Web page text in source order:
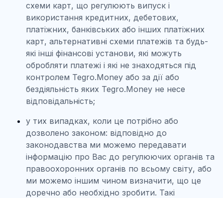
схеми карт, що регулюють випуск і
використання кредитних, дебетових,
платіжних, банківських або інших платіжних
карт, альтернативні схеми платежів та будь-
які інші фінансові установи, які можуть
обробляти платежі і які не знаходяться під
контролем Tegro.Money або за дії або
бездіяльність яких Tegro.Money не несе
відповідальність;
у тих випадках, коли це потрібно або
дозволено законом: відповідно до
законодавства ми можемо передавати
інформацію про Вас до регулюючих органів та
правоохоронних органів по всьому світу, або
ми можемо іншим чином визначити, що це
доречно або необхідно зробити. Такі